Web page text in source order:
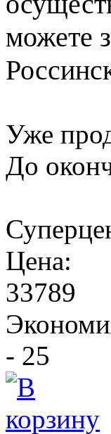
можете
Уже
До
Цена:
33789
- 25